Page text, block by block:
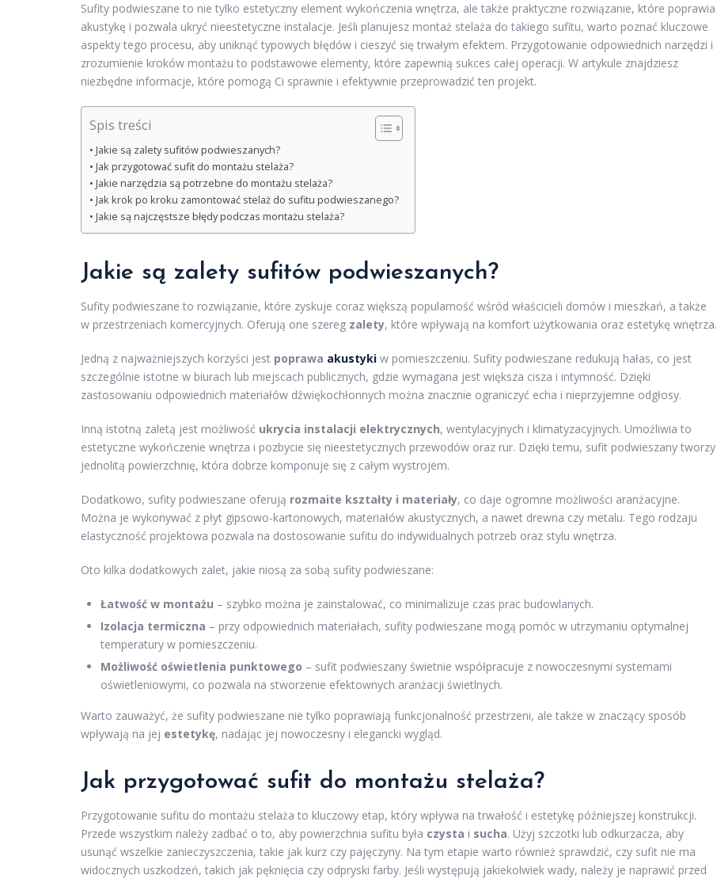
Sufity podwieszane to nie tylko estetyczny element wykończenia wnętrza, ale także praktyczne rozwiązanie, które poprawia
akustykę i pozwala ukryć nieestetyczne instalacje. Jeśli planujesz montaż stelaża do takiego sufitu, warto poznać kluczowe
aspekty tego procesu, aby uniknąć typowych błędów i cieszyć się trwałym efektem. Przygotowanie odpowiednich narzędzi i
zrozumienie kroków montażu to podstawowe elementy, które zapewnią sukces całej operacji. W artykule znajdziesz
niezbędne informacje, które pomogą Ci sprawnie i efektywnie przeprowadzić ten projekt.
Spis treści
Jakie są zalety sufitów podwieszanych?
Jak przygotować sufit do montażu stelaża?
Jakie narzędzia są potrzebne do montażu stelaża?
Jak krok po kroku zamontować stelaż do sufitu podwieszanego?
Jakie są najczęstsze błędy podczas montażu stelaża?
Jakie są zalety sufitów podwieszanych?
Sufity podwieszane to rozwiązanie, które zyskuje coraz większą popularność wśród właścicieli domów i mieszkań, a także
w przestrzeniach komercyjnych. Oferują one szereg zalety, które wpływają na komfort użytkowania oraz estetykę wnętrza.
Jedną z najważniejszych korzyści jest poprawa akustyki w pomieszczeniu. Sufity podwieszane redukują hałas, co jest
szczególnie istotne w biurach lub miejscach publicznych, gdzie wymagana jest większa cisza i intymność. Dzięki
zastosowaniu odpowiednich materiałów dźwiękochłonnych można znacznie ograniczyć echa i nieprzyjemne odgłosy.
Inną istotną zaletą jest możliwość ukrycia instalacji elektrycznych, wentylacyjnych i klimatyzacyjnych. Umożliwia to
estetyczne wykończenie wnętrza i pozbycie się nieestetycznych przewodów oraz rur. Dzięki temu, sufit podwieszany tworzy
jednolitą powierzchnię, która dobrze komponuje się z całym wystrojem.
Dodatkowo, sufity podwieszane oferują rozmaite kształty i materiały, co daje ogromne możliwości aranżacyjne.
Można je wykonywać z płyt gipsowo-kartonowych, materiałów akustycznych, a nawet drewna czy metalu. Tego rodzaju
elastyczność projektowa pozwala na dostosowanie sufitu do indywidualnych potrzeb oraz stylu wnętrza.
Oto kilka dodatkowych zalet, jakie niosą za sobą sufity podwieszane:
Łatwość w montażu – szybko można je zainstalować, co minimalizuje czas prac budowlanych.
Izolacja termiczna – przy odpowiednich materiałach, sufity podwieszane mogą pomóc w utrzymaniu optymalnej
temperatury w pomieszczeniu.
Możliwość oświetlenia punktowego – sufit podwieszany świetnie współpracuje z nowoczesnymi systemami
oświetleniowymi, co pozwala na stworzenie efektownych aranżacji świetlnych.
Warto zauważyć, że sufity podwieszane nie tylko poprawiają funkcjonalność przestrzeni, ale także w znaczący sposób
wpływają na jej estetykę, nadając jej nowoczesny i elegancki wygląd.
Jak przygotować sufit do montażu stelaża?
Przygotowanie sufitu do montażu stelaża to kluczowy etap, który wpływa na trwałość i estetykę późniejszej konstrukcji.
Przede wszystkim należy zadbać o to, aby powierzchnia sufitu była czysta i sucha. Użyj szczotki lub odkurzacza, aby
usunąć wszelkie zanieczyszczenia, takie jak kurz czy pajęczyny. Na tym etapie warto również sprawdzić, czy sufit nie ma
widocznych uszkodzeń, takich jak pęknięcia czy odpryski farby. Jeśli występują jakiekolwiek wady, należy je naprawić przed